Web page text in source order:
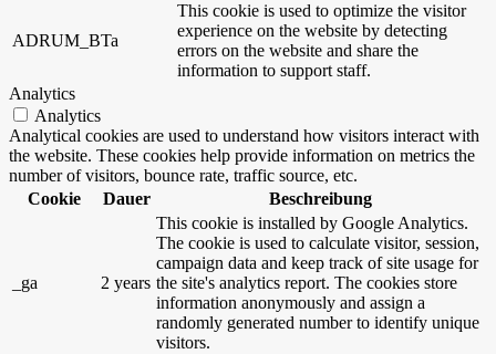
ADRUM_BTa
This cookie is used to optimize the visitor
experience on the website by detecting
errors on the website and share the
information to support staff.
Analytics
Analytics
Analytical cookies are used to understand how visitors interact with
the website. These cookies help provide information on metrics the
number of visitors, bounce rate, traffic source, etc.
Cookie
Dauer Beschreibung
_ga 2 years
This cookie is installed by Google Analytics.
The cookie is used to calculate visitor, session,
campaign data and keep track of site usage for
the site's analytics report. The cookies store
information anonymously and assign a
randomly generated number to identify unique
visitors.